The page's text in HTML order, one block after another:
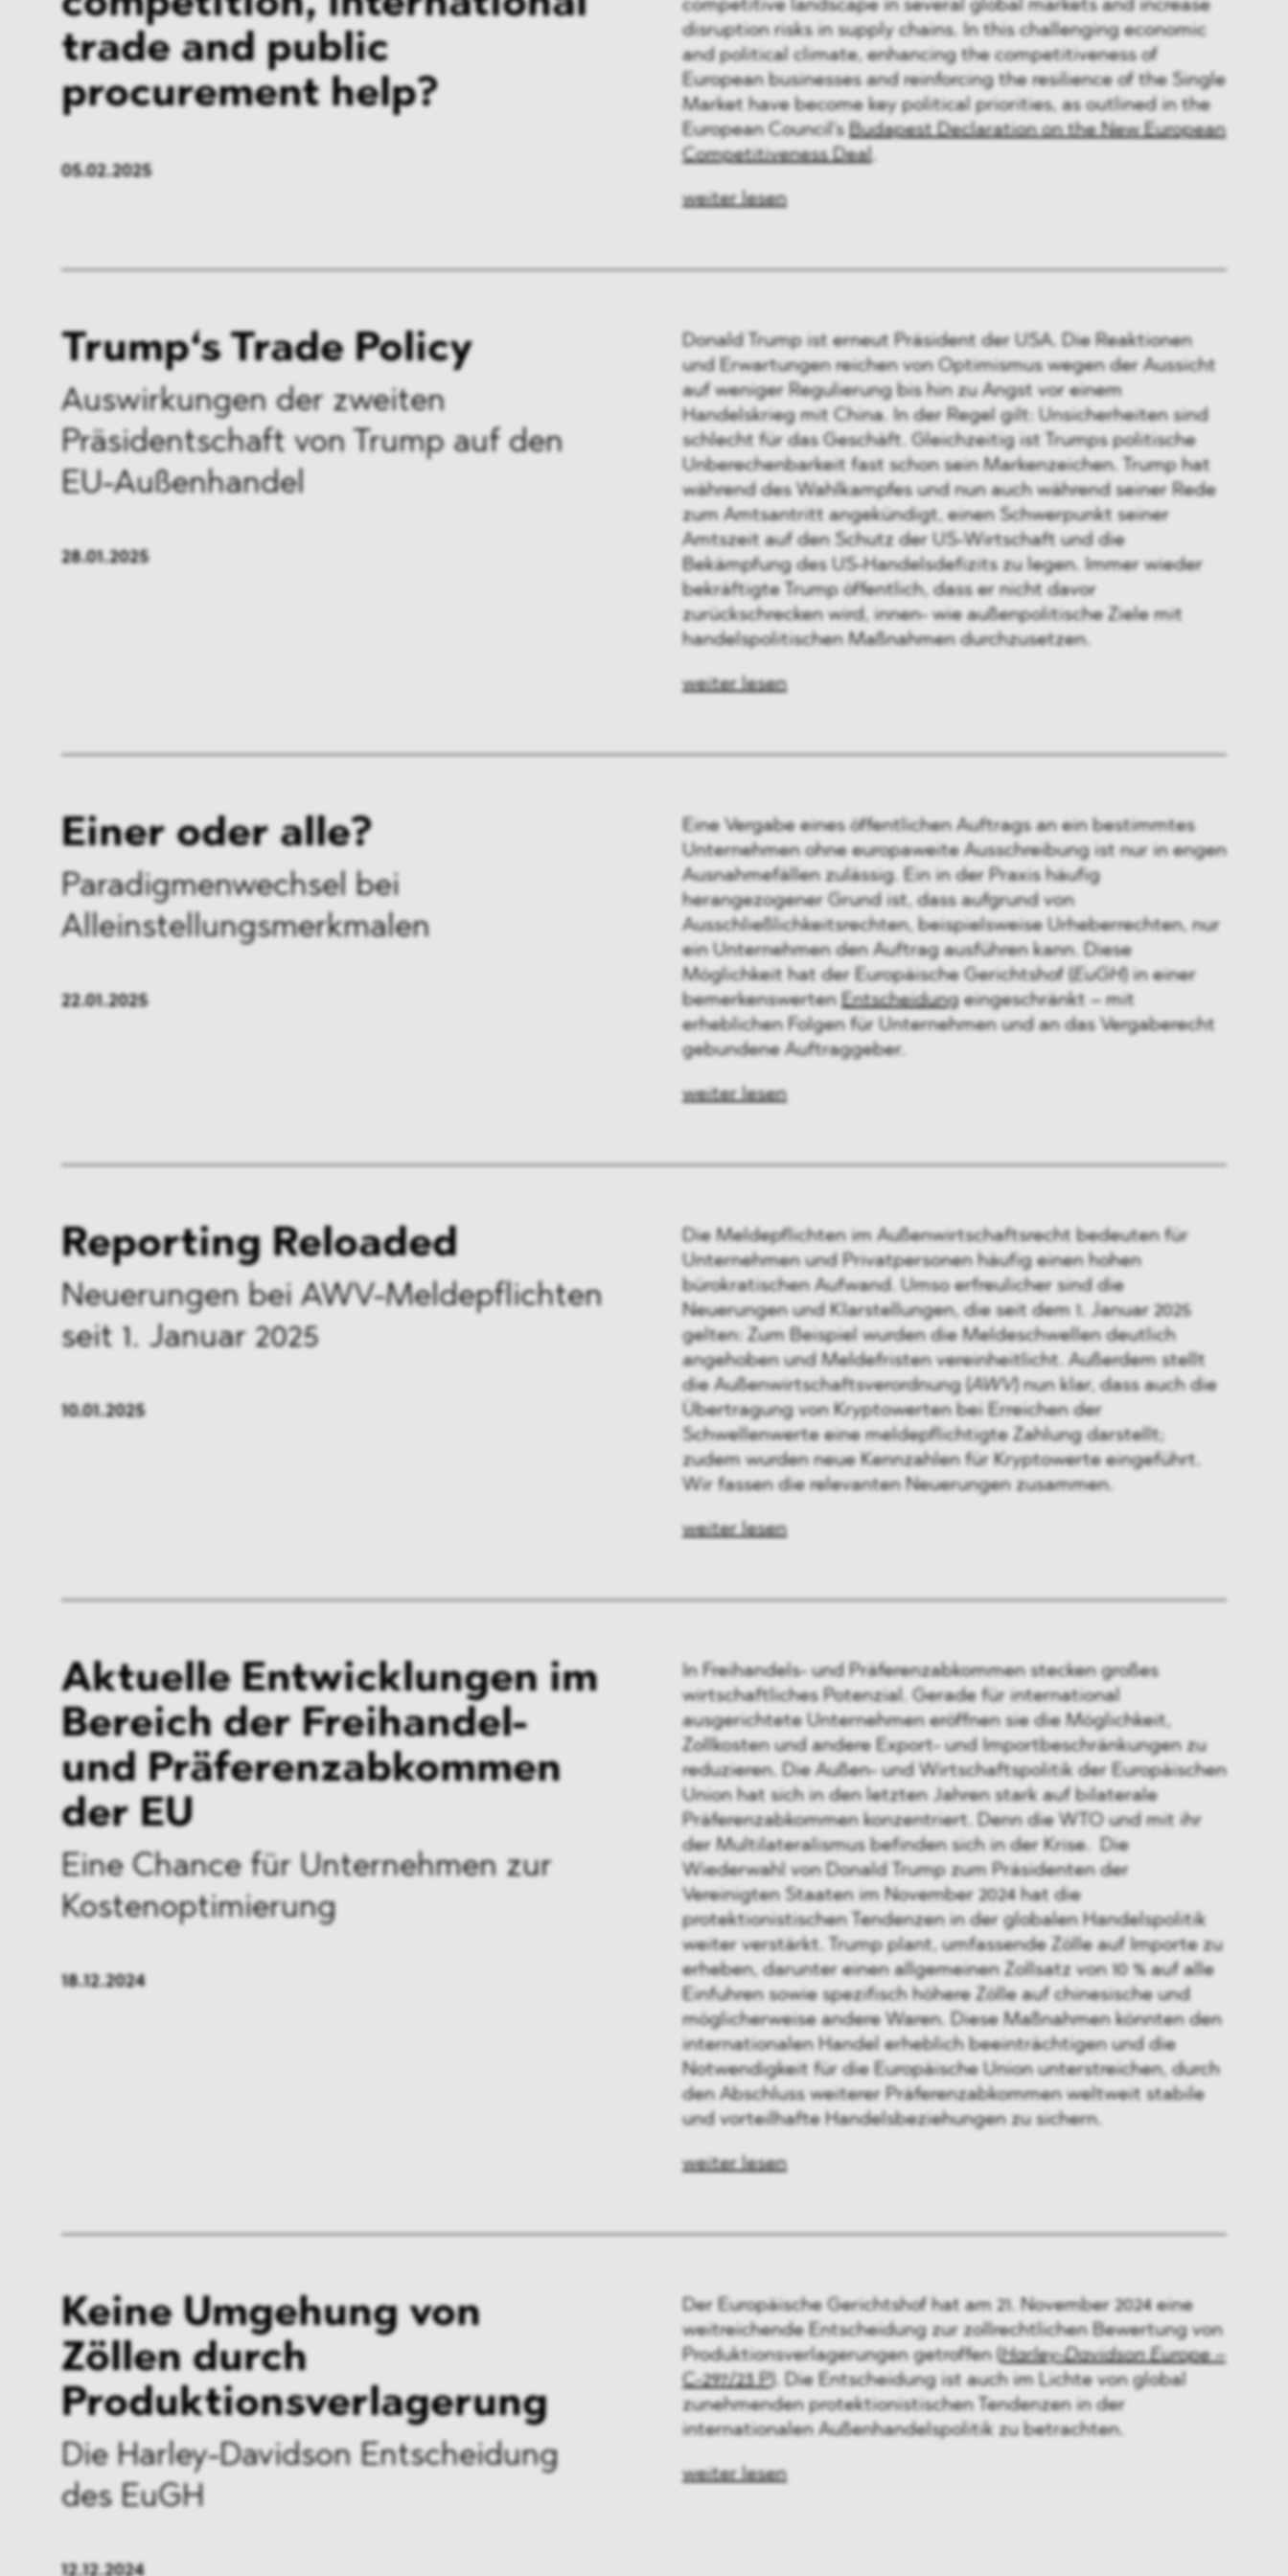
trade and public
procurement help?
05.02.2025
competitive landscape in several global markets and increase
disruption risks in supply chains. In this challenging economic
and political climate, enhancing the competitiveness of
European businesses and reinforcing the resilience of the Single
Market have become key political priorities, as outlined in the
European Council's Budapest Declaration on the New European
Competitiveness Deal.
weiter lesen
Trump‘s Trade Policy
Auswirkungen der zweiten
Präsidentschaft von Trump auf den
EU-Außenhandel
28.01.2025
Donald Trump ist erneut Präsident der USA. Die Reaktionen
und Erwartungen reichen von Optimismus wegen der Aussicht
auf weniger Regulierung bis hin zu Angst vor einem
Handelskrieg mit China. In der Regel gilt: Unsicherheiten sind
schlecht für das Geschäft. Gleichzeitig ist Trumps politische
Unberechenbarkeit fast schon sein Markenzeichen. Trump hat
während des Wahlkampfes und nun auch während seiner Rede
zum Amtsantritt angekündigt, einen Schwerpunkt seiner
Amtszeit auf den Schutz der US-Wirtschaft und die
Bekämpfung des US-Handelsdefizits zu legen. Immer wieder
bekräftigte Trump öffentlich, dass er nicht davor
zurückschrecken wird, innen- wie außenpolitische Ziele mit
handelspolitischen Maßnahmen durchzusetzen.
weiter lesen
Einer oder alle?
Paradigmenwechsel bei
Alleinstellungsmerkmalen
22.01.2025
Eine Vergabe eines öffentlichen Auftrags an ein bestimmtes
Unternehmen ohne europaweite Ausschreibung ist nur in engen
Ausnahmefällen zulässig. Ein in der Praxis häufig
herangezogener Grund ist, dass aufgrund von
Ausschließlichkeitsrechten, beispielsweise Urheberrechten, nur
ein Unternehmen den Auftrag ausführen kann. Diese
Möglichkeit hat der Europäische Gerichtshof ( EuGH) in einer
bemerkenswerten Entscheidungeingeschränkt – mit
erheblichen Folgen für Unternehmen und an das Vergaberecht
gebundene Auftraggeber.
weiter lesen
Reporting Reloaded
Neuerungen bei AWV-Meldepflichten
seit 1. Januar 2025
10.01.2025
Die Meldepflichten im Außenwirtschaftsrecht bedeuten für
Unternehmen und Privatpersonen häufig einen hohen
bürokratischen Aufwand. Umso erfreulicher sind die
Neuerungen und Klarstellungen, die seit dem 1. Januar 2025
gelten: Zum Beispiel wurden die Meldeschwellen deutlich
angehoben und Meldefristen vereinheitlicht. Außerdem stellt
die Außenwirtschaftsverordnung (AWV) nun klar, dass auch die
Übertragung von Kryptowerten bei Erreichen der
Schwellenwerte eine meldepflichtigte Zahlung darstellt;
zudem wurden neue Kennzahlen für Kryptowerte eingeführt.
Wir fassen die relevanten Neuerungen zusammen.
weiter lesen
Aktuelle Entwicklungen im
Bereich der Freihandel-
und Präferenzabkommen
der EU
Eine Chance für Unternehmen zur
Kostenoptimierung
18.12.2024
In Freihandels- und Präferenzabkommen stecken großes
wirtschaftliches Potenzial. Gerade für international
ausgerichtete Unternehmen eröffnen sie die Möglichkeit,
Zollkosten und andere Export- und Importbeschränkungen zu
reduzieren. Die Außen- und Wirtschaftspolitik der Europäischen
Union hat sich in den letzten Jahren stark auf bilaterale
Präferenzabkommen konzentriert. Denn die WTO und mit ihr
der Multilateralismus befinden sich in der Krise. Die
Wiederwahl von Donald Trump zum Präsidenten der
Vereinigten Staaten im November 2024 hat die
protektionistischen Tendenzen in der globalen Handelspolitik
weiter verstärkt. Trump plant, umfassende Zölle auf Importe zu
erheben, darunter einen allgemeinen Zollsatz von 10 % auf alle
Einfuhren sowie spezifisch höhere Zölle auf chinesische und
möglicherweise andere Waren. Diese Maßnahmen könnten den
internationalen Handel erheblich beeinträchtigen und die
Notwendigkeit für die Europäische Union unterstreichen, durch
den Abschluss weiterer Präferenzabkommen weltweit stabile
und vorteilhafte Handelsbeziehungen zu sichern.
weiter lesen
Keine Umgehung von
Zöllen durch
Produktionsverlagerung
Die Harley-Davidson Entscheidung
des EuGH
12.12.2024
Der Europäische Gerichtshof hat am 21. November 2024 eine
weitreichende Entscheidung zur zollrechtlichen Bewertung von
Produktionsverlagerungen getroffen (Harley-Davidson Europe–
C-297/23 P). Die Entscheidung ist auch im Lichte von global
zunehmenden protektionistischen Tendenzen in der
internationalen Außenhandelspolitik zu betrachten.
weiter lesen